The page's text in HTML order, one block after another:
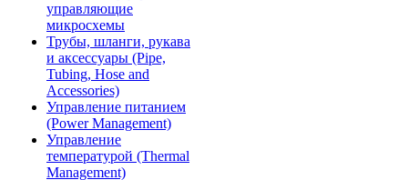
управляющие
микросхемы
Трубы, шланги, рукава
и аксессуары (Pipe,
Tubing, Hose and
Accessories)
Управление питанием
(Power Management)
Управление
температурой (Thermal
Management)